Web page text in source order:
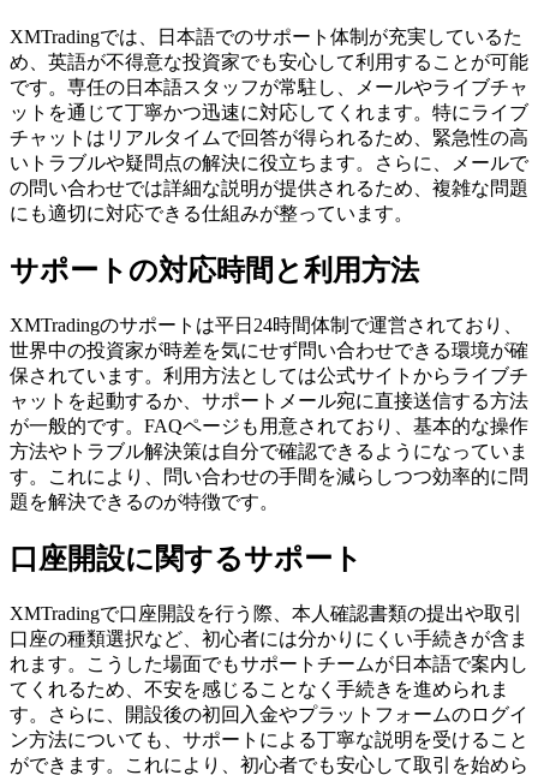
XMTradingでは、日本語でのサポート体制が充実しているた
め、英語が不得意な投資家でも安心して利用することが可能
です。専任の日本語スタッフが常駐し、メールやライブチャ
ットを通じて丁寧かつ迅速に対応してくれます。特にライブ
チャットはリアルタイムで回答が得られるため、緊急性の高
いトラブルや疑問点の解決に役立ちます。さらに、メールで
の問い合わせでは詳細な説明が提供されるため、複雑な問題
にも適切に対応できる仕組みが整っています。
サポートの対応時間と利用方法
XMTradingのサポートは平日24時間体制で運営されており、
世界中の投資家が時差を気にせず問い合わせできる環境が確
保されています。利用方法としては公式サイトからライブチ
ャットを起動するか、サポートメール宛に直接送信する方法
が一般的です。FAQページも用意されており、基本的な操作
方法やトラブル解決策は自分で確認できるようになっていま
す。これにより、問い合わせの手間を減らしつつ効率的に問
題を解決できるのが特徴です。
口座開設に関するサポート
XMTradingで口座開設を行う際、本人確認書類の提出や取引
口座の種類選択など、初心者には分かりにくい手続きが含ま
れます。こうした場面でもサポートチームが日本語で案内し
てくれるため、不安を感じることなく手続きを進められま
す。さらに、開設後の初回入金やプラットフォームのログイ
ン方法についても、サポートによる丁寧な説明を受けること
ができます。これにより、初心者でも安心して取引を始めら